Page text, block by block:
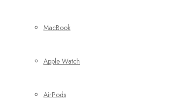
MacBook
Apple Watch
AirPods